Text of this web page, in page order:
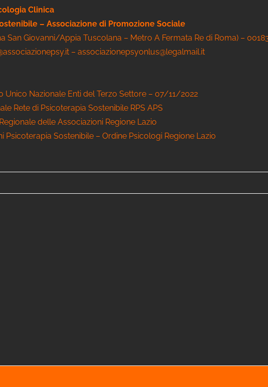
Clinica
– Associazione di Promozione Sociale
San Giovanni/Appia Tuscolana – Metro A Fermata Re di Roma) –
– associazionepsyonlus@legalmail.it
Unico Nazionale Enti del Terzo Settore – 07/11/2022
Rete di Psicoterapia Sostenibile RPS APS
delle Associazioni Regione Lazio
Psicoterapia Sostenibile – Ordine Psicologi Regione Lazio